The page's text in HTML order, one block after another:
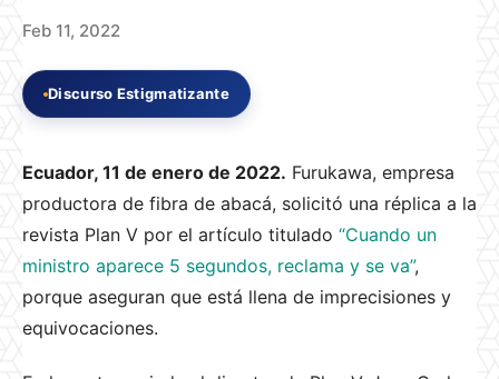
Feb 11, 2022
Discurso Estigmatizante
Ecuador, 11 de enero de 2022. Furukawa, empresa
productora de fibra de abacá, solicitó una réplica a la
revista Plan V por el artículo titulado “Cuando un
ministro aparece 5 segundos, reclama y se va”,
porque aseguran que está llena de imprecisiones y
equivocaciones.